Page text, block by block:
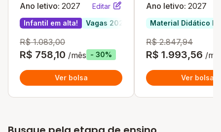
Ano letivo: 2027
Editar
Infantil em alta!
Vagas 2027
R$ 1.083,00
R$ 758,10 /mês - 30%
Ver bolsa
Ano letivo: 2027
Material Didático
R$ 2.847,94
R$ 1.993,56 /
Ver bolsa